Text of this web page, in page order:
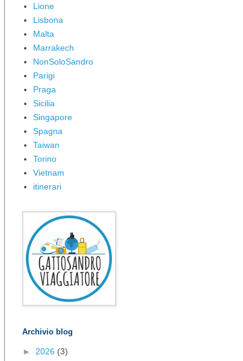
Lione
Lisbona
Malta
Marrakech
NonSoloSandro
Parigi
Praga
Sicilia
Singapore
Spagna
Taiwan
Torino
Vietnam
itinerari
Archivio blog
► 2026 (3)